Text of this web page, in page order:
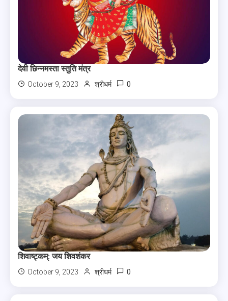
देवी छिन्नमस्ता स्तुति मंत्र
October 9, 2023 श्रीधर्म 0
शिवाष्ट्कम्: जय शिवशंकर
October 9, 2023 श्रीधर्म 0